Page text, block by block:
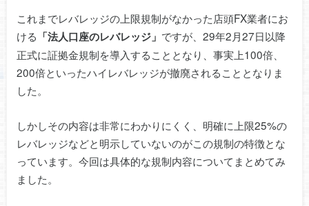
これまでレバレッジの上限規制がなかった店頭FX業者にお
ける 「法人口座のレバレッジ」 ですが、29年2月27日以降
正式に証拠金規制を導入することとなり、事実上100倍、
200倍といったハイレバレッジが撤廃されることとなりま
した。
しかしその内容は非常にわかりにくく、明確に上限25%の
レバレッジなどと明示していないのがこの規制の特徴とな
っています。今回は具体的な規制内容についてまとめてみ
ました。